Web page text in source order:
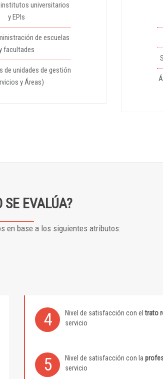
universitarios
y EPIs
de escuelas
facultades
de unidades de gestión
y Áreas)
SE EVALÚA?
en base a los siguientes atributos:
4 Nivel de satisfacción con eltrato
servicio
5 Nivel de satisfacción con la
servicio